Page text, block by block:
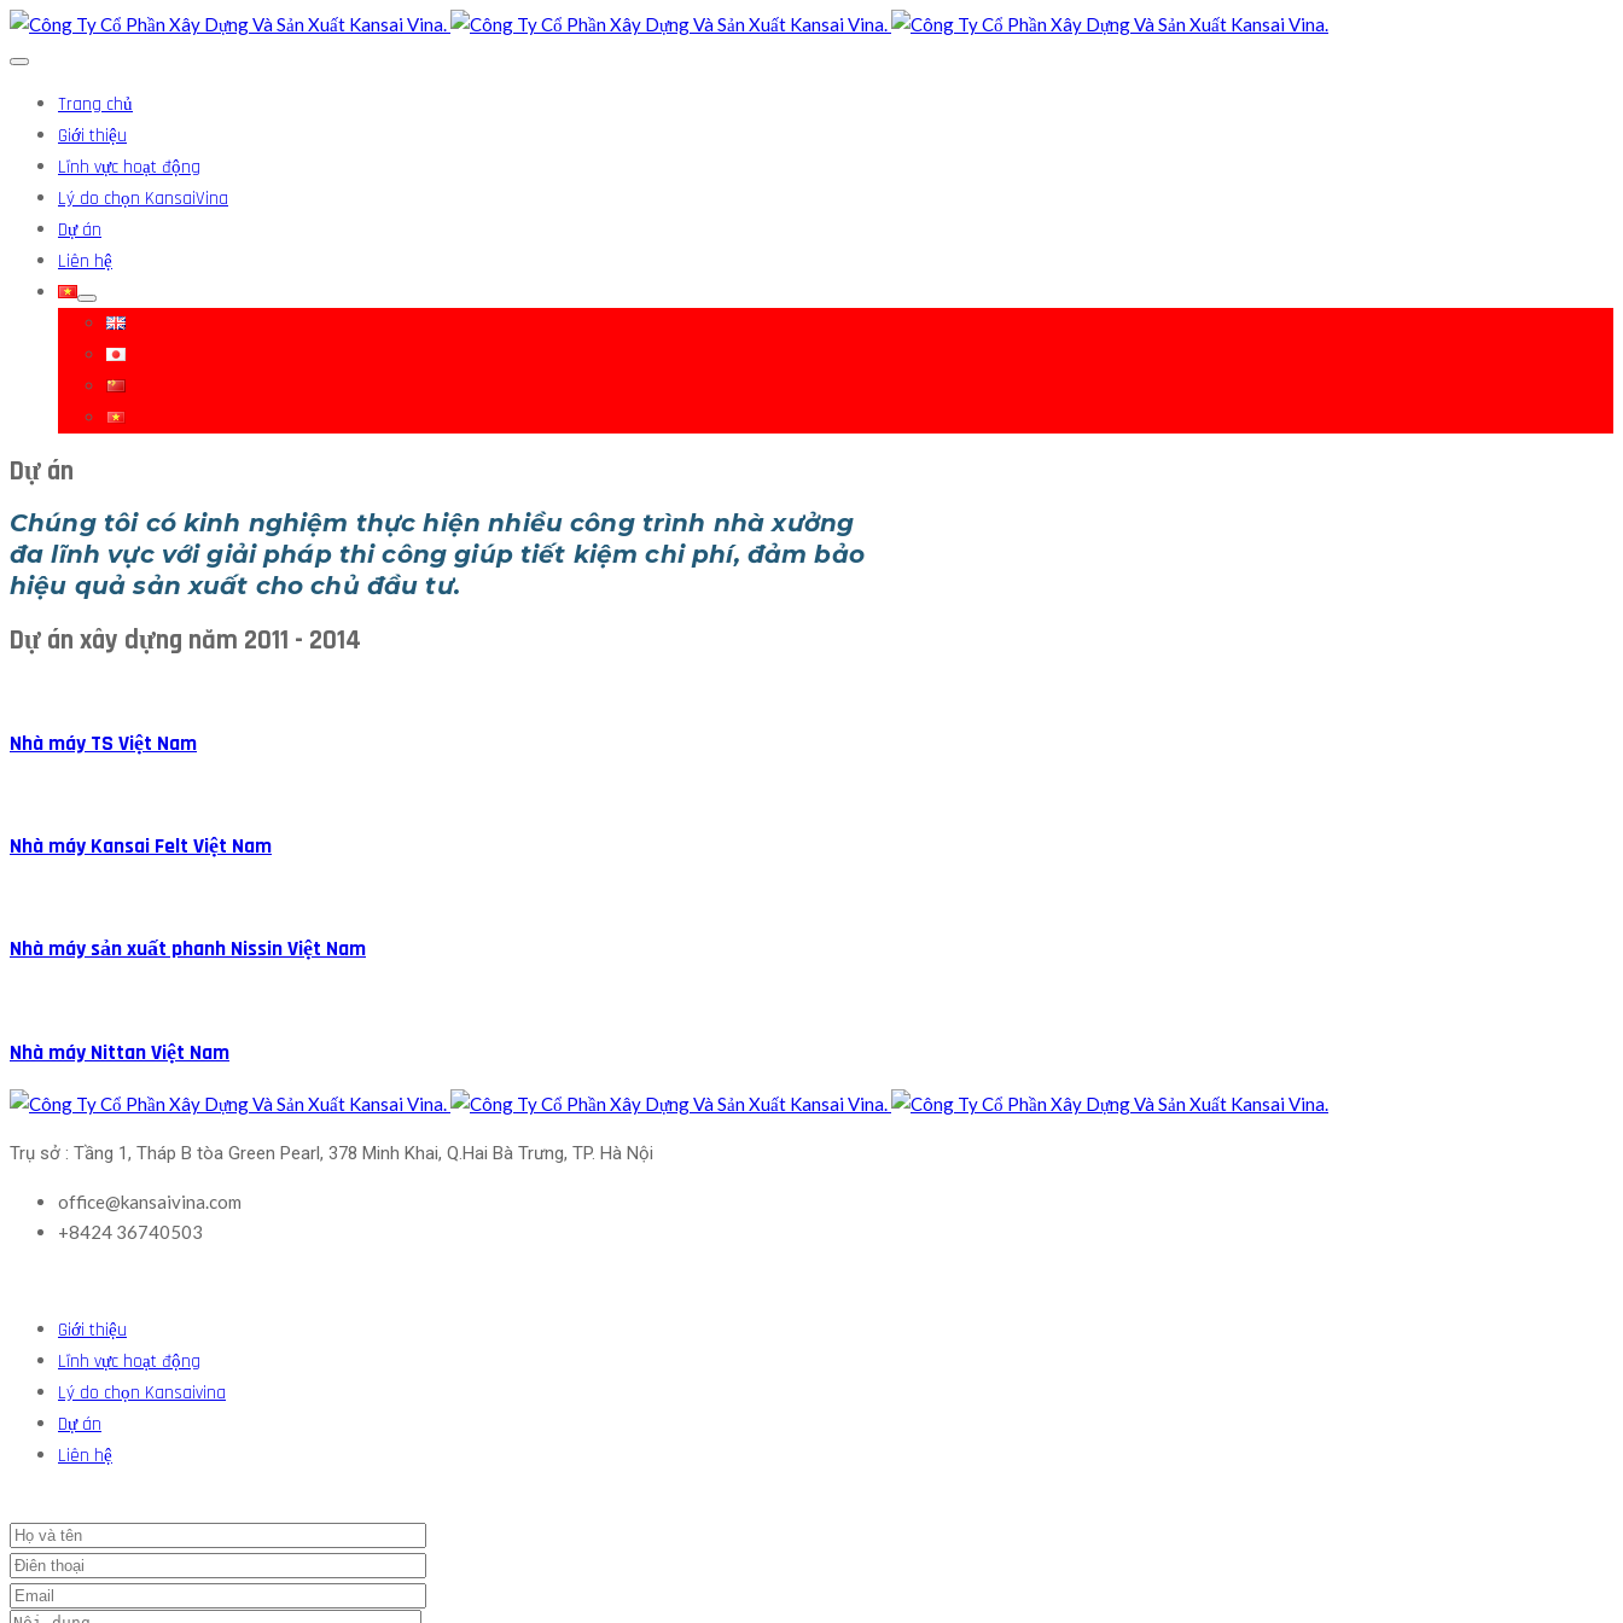
Trang chủ
Giới thiệu
Lĩnh vực hoạt động
Lý do chọn KansaiVina
Dự án
Liên hệ
Dự án
Chúng tôi có kinh nghiệm thực hiện nhiều công trình nhà xưởng
đa lĩnh vực với giải pháp thi công giúp tiết kiệm chi phí, đảm bảo
hiệu quả sản xuất cho chủ đầu tư.
Dự án xây dựng năm 2011 - 2014
Nhà máy TS Việt Nam
Nhà máy Kansai Felt Việt Nam
Nhà máy sản xuất phanh Nissin Việt Nam
Nhà máy Nittan Việt Nam
Trụ sở : Tầng 1, Tháp B tòa Green Pearl, 378 Minh Khai, Q.Hai Bà Trưng, TP. Hà Nội
office@kansaivina.com
+8424 36740503
Giới thiệu
Lĩnh vực hoạt động
Lý do chọn Kansaivina
Dự án
Liên hệ